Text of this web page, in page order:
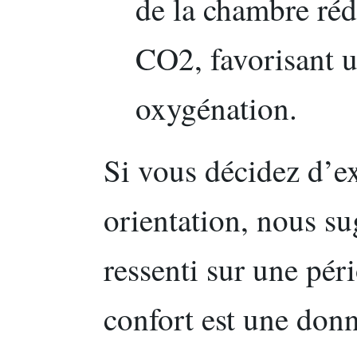
de la chambre
CO2, favorisant
oxygénation.
Si vous décidez
orientation, nous
ressenti sur une
confort est une